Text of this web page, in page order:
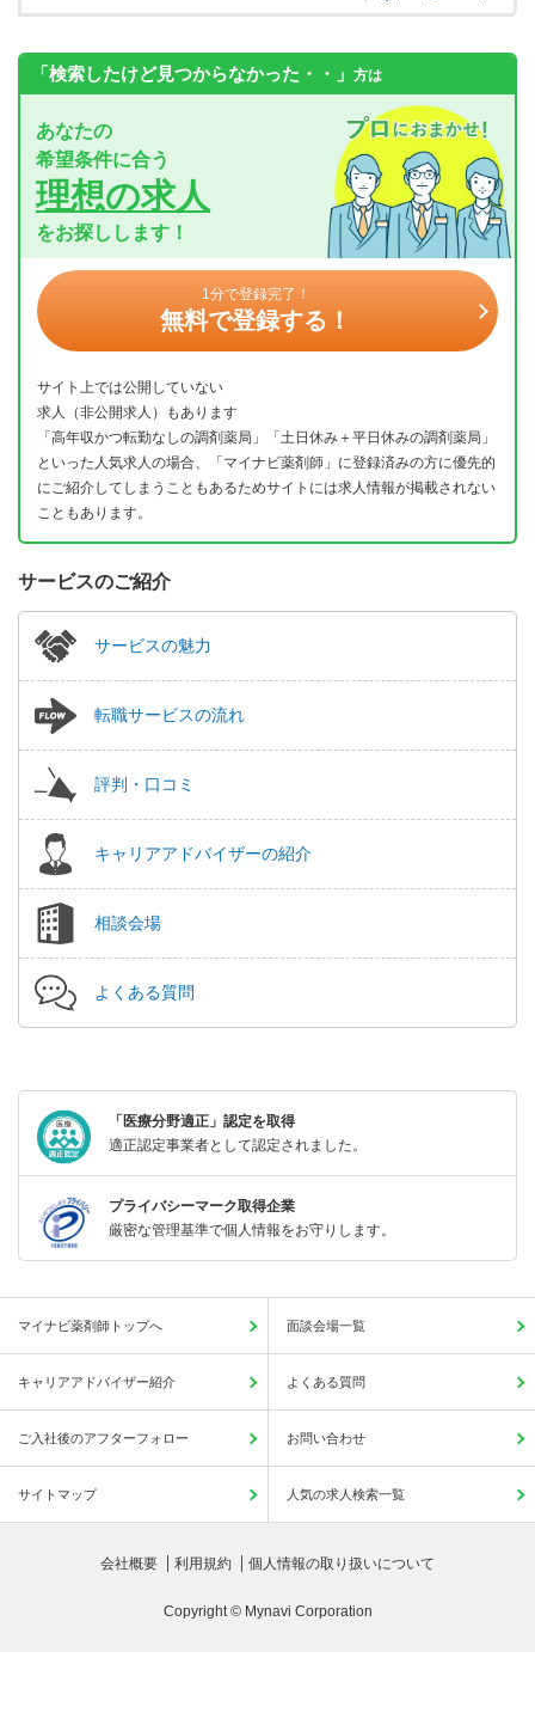
「検索したけど見つからなかった・・」 方は
あなたの
希望条件に合う
理想の求人
をお探しします！
1分で登録完了！
無料で登録する！
サイト上では公開していない
求人（非公開求人）もあります
「高年収かつ転勤なしの調剤薬局」「土日休み＋平日休みの調剤薬局」
といった人気求人の場合、「マイナビ薬剤師」に登録済みの方に優先的
にご紹介してしまうこともあるためサイトには求人情報が掲載されない
こともあります。
サービスのご紹介
サービスの魅力
転職サービスの流れ
評判・口コミ
キャリアアドバイザーの紹介
相談会場
よくある質問
「医療分野適正」認定を取得
適正認定事業者として認定されました。
プライバシーマーク取得企業
厳密な管理基準で個人情報をお守りします。
マイナビ薬剤師トップへ 面談会場一覧
キャリアアドバイザー紹介 よくある質問
ご入社後のアフターフォロー お問い合わせ
サイトマップ 人気の求人検索一覧
会社概要 利用規約 個人情報の取り扱いについて
Copyright © Mynavi Corporation